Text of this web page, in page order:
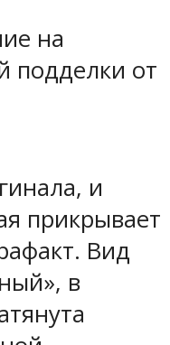
на
подделки от
и
прикрывает
Вид
в